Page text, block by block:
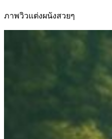
ภาพวิวแต่งผนังสวยๆ